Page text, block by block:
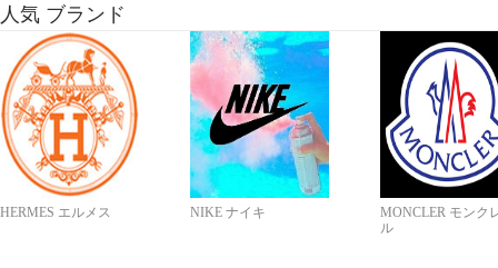
人気 ブランド
HERMES エルメス NIKE ナイキ
MONCLER モンク
ル